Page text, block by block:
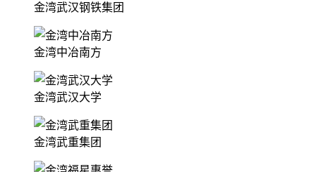
金湾武汉钢铁集团
金湾中冶南方
金湾武汉大学
金湾武重集团